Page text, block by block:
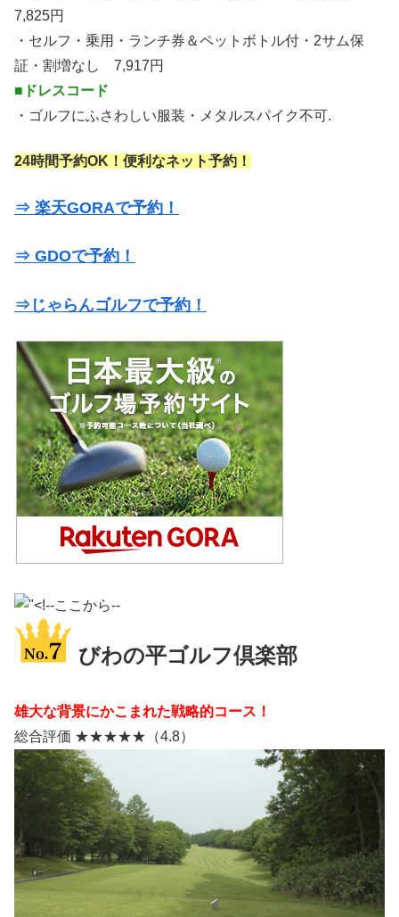
7,825円
・セルフ・乗用・ランチ券＆ペットボトル付・2サム保
証・割増なし 7,917円
■ドレスコード
・ゴルフにふさわしい服装・メタルスパイク不可.
24時間予約OK！便利なネット予約！
⇒ 楽天GORAで予約！
⇒ GDOで予約！
⇒じゃらんゴルフで予約！
びわの平ゴルフ倶楽部
雄大な背景にかこまれた戦略的コース！
総合評価 ★★★★★（4.8）